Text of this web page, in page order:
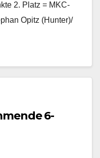
2. Platz = MKC-
Opitz (Hunter)/
6-